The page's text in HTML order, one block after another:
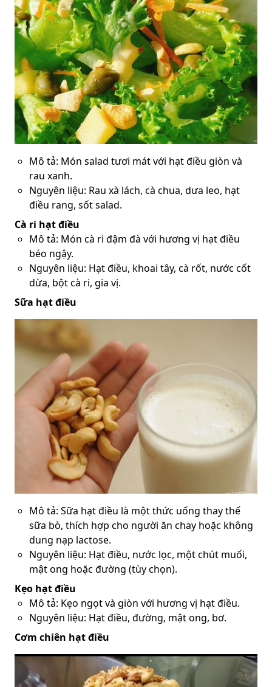
Mô tả: Món salad tươi mát với hạt điều giòn và
rau xanh.
Nguyên liệu: Rau xà lách, cà chua, dưa leo, hạt
điều rang, sốt salad.
Cà ri hạt điều
Mô tả: Món cà ri đậm đà với hương vị hạt điều
béo ngậy.
Nguyên liệu: Hạt điều, khoai tây, cà rốt, nước cốt
dừa, bột cà ri, gia vị.
Sữa hạt điều
Mô tả: Sữa hạt điều là một thức uống thay thế
sữa bò, thích hợp cho người ăn chay hoặc không
dung nạp lactose.
Nguyên liệu: Hạt điều, nước lọc, một chút muối,
mật ong hoặc đường (tùy chọn).
Kẹo hạt điều
Mô tả: Kẹo ngọt và giòn với hương vị hạt điều.
Nguyên liệu: Hạt điều, đường, mật ong, bơ.
Cơm chiên hạt điều